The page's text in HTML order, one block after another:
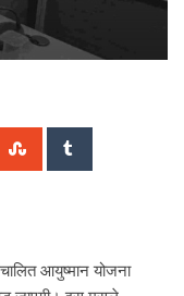
StumbleUpon
आयुष्मान योजना